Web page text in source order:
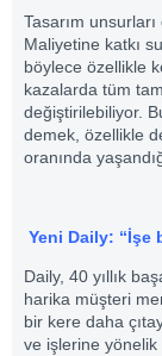
Tasarım
Maliyetine katkı
böylece özellikle
kazalarda tüm
değiştirilebiliyor.
demek, özellikle
oranında
Yeni Daily: “İşe
Daily, 40 yıllık
harika müşteri
bir kere daha
ve işlerine